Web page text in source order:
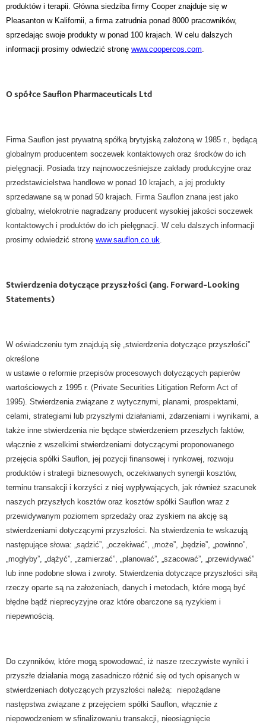
produktów i terapii. Główna siedziba firmy Cooper znajduje się w
Pleasanton w Kalifornii, a firma zatrudnia ponad 8000 pracowników,
sprzedając swoje produkty w ponad 100 krajach. W celu dalszych
informacji prosimy odwiedzić stronę www.coopercos.com.
O spółce Sauflon Pharmaceuticals Ltd
Firma Sauflon jest prywatną spółką brytyjską założoną w 1985 r., będącą
globalnym producentem soczewek kontaktowych oraz środków do ich
pielęgnacji. Posiada trzy najnowocześniejsze zakłady produkcyjne oraz
przedstawicielstwa handlowe w ponad 10 krajach, a jej produkty
sprzedawane są w ponad 50 krajach. Firma Sauflon znana jest jako
globalny, wielokrotnie nagradzany producent wysokiej jakości soczewek
kontaktowych i produktów do ich pielęgnacji. W celu dalszych informacji
prosimy odwiedzić stronę www.sauflon.co.uk.
Stwierdzenia dotyczące przyszłości (ang. Forward-Looking
Statements)
W oświadczeniu tym znajdują się „stwierdzenia dotyczące przyszłości”
określone
w ustawie o reformie przepisów procesowych dotyczących papierów
wartościowych z 1995 r. (Private Securities Litigation Reform Act of
1995). Stwierdzenia związane z wytycznymi, planami, prospektami,
celami, strategiami lub przyszłymi działaniami, zdarzeniami i wynikami, a
także inne stwierdzenia nie będące stwierdzeniem przeszłych faktów,
włącznie z wszelkimi stwierdzeniami dotyczącymi proponowanego
przejęcia spółki Sauflon, jej pozycji finansowej i rynkowej, rozwoju
produktów i strategii biznesowych, oczekiwanych synergii kosztów,
terminu transakcji i korzyści z niej wypływających, jak również szacunek
naszych przyszłych kosztów oraz kosztów spółki Sauflon wraz z
przewidywanym poziomem sprzedaży oraz zyskiem na akcję są
stwierdzeniami dotyczącymi przyszłości. Na stwierdzenia te wskazują
następujące słowa: „sądzić”, „oczekiwać”, „może”, „będzie”, „powinno”,
„mogłyby”, „dążyć”, „zamierzać”, „planować”, „szacować”, „przewidywać”
lub inne podobne słowa i zwroty. Stwierdzenia dotyczące przyszłości siłą
rzeczy oparte są na założeniach, danych i metodach, które mogą być
błędne bądź nieprecyzyjne oraz które obarczone są ryzykiem i
niepewnością.
Do czynników, które mogą spowodować, iż nasze rzeczywiste wyniki i
przyszłe działania mogą zasadniczo różnić się od tych opisanych w
stwierdzeniach dotyczących przyszłości należą: niepożądane
następstwa związane z przejęciem spółki Sauflon, włącznie z
niepowodzeniem w sfinalizowaniu transakcji, nieosiągnięcie